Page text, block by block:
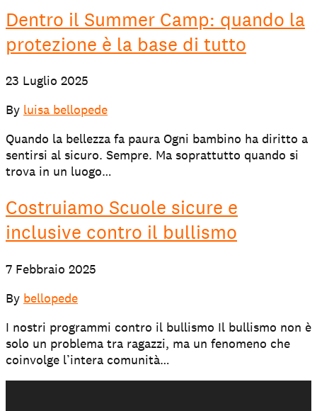
Dentro il Summer Camp: quando la
protezione è la base di tutto
23 Luglio 2025
By luisa bellopede
Quando la bellezza fa paura Ogni bambino ha diritto a
sentirsi al sicuro. Sempre. Ma soprattutto quando si
trova in un luogo…
Costruiamo Scuole sicure e
inclusive contro il bullismo
7 Febbraio 2025
By bellopede
I nostri programmi contro il bullismo Il bullismo non è
solo un problema tra ragazzi, ma un fenomeno che
coinvolge l’intera comunità…